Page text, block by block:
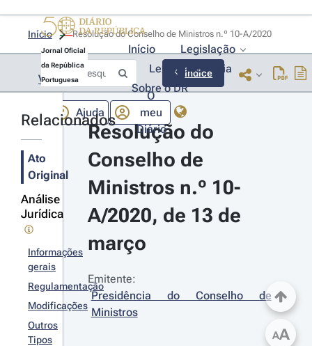
Jornal Oficial
da República
Portuguesa
Início
Legislação
Lexionário
Lia
Sobre o DR
Ajuda
O
meu
Diário
Início
Voltar Índice
Relacionados
Ato
Original
Análise
Jurídica
Informações
gerais
Regulamentação
Modificações
Outros
Tipos
Resolução do
Conselho de
Ministros n.º 10-
A/2020, de 13 de
março
Emitente:
Presidência do Conselho de
Ministros
AA